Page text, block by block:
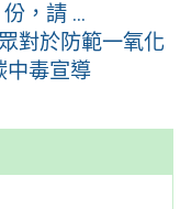
，請 ...
對於防範一氧化
中毒宣導